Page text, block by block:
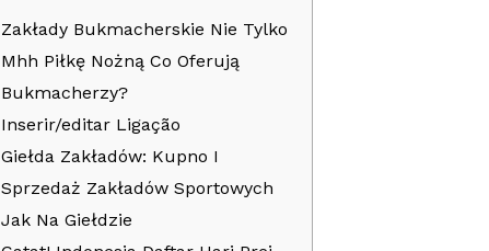
Zakłady Bukmacherskie Nie Tylko
Mhh Piłkę Nożną Co Oferują
Bukmacherzy?
Inserir/editar Ligação
Giełda Zakładów: Kupno I
Sprzedaż Zakładów Sportowych
Jak Na Giełdzie